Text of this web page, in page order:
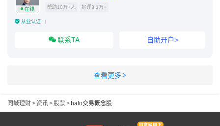
在线 帮助10万+人 好评3.1万+
从业认证
联系TA 自助开户>
查看更多
同城理财>资讯>股票> halo交易概念股